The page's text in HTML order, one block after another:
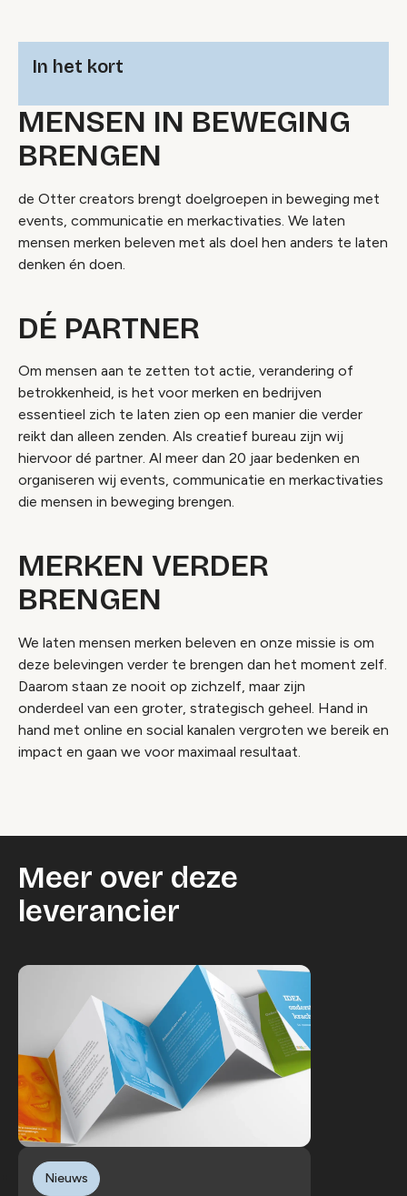
In het kort
MENSEN IN BEWEGING
BRENGEN
de Otter creators brengt doelgroepen in beweging met
events, communicatie en merkactivaties. We laten
mensen merken beleven met als doel hen anders te laten
denken én doen.
DÉ PARTNER
Om mensen aan te zetten tot actie, verandering of
betrokkenheid, is het voor merken en bedrijven
essentieel zich te laten zien op een manier die verder
reikt dan alleen zenden. Als creatief bureau zijn wij
hiervoor dé partner. Al meer dan 20 jaar bedenken en
organiseren wij events, communicatie en merkactivaties
die mensen in beweging brengen.
MERKEN VERDER
BRENGEN
We laten mensen merken beleven en onze missie is om
deze belevingen verder te brengen dan het moment zelf.
Daarom staan ze nooit op zichzelf, maar zijn
onderdeel van een groter, strategisch geheel. Hand in
hand met online en social kanalen vergroten we bereik en
impact en gaan we voor maximaal resultaat.
Meer over deze
leverancier
Nieuws